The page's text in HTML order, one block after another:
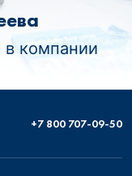
в компании
+7 800 707-09-50